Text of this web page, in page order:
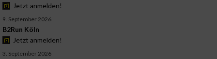
Jetzt anmelden!
9. September 2026
B2Run Köln
Jetzt anmelden!
3. September 2026